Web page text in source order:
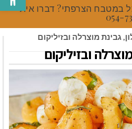
במטבח הצרפתי? דברו איתי
גבינת מוצרלה ובזיליקום
ובזיליקום